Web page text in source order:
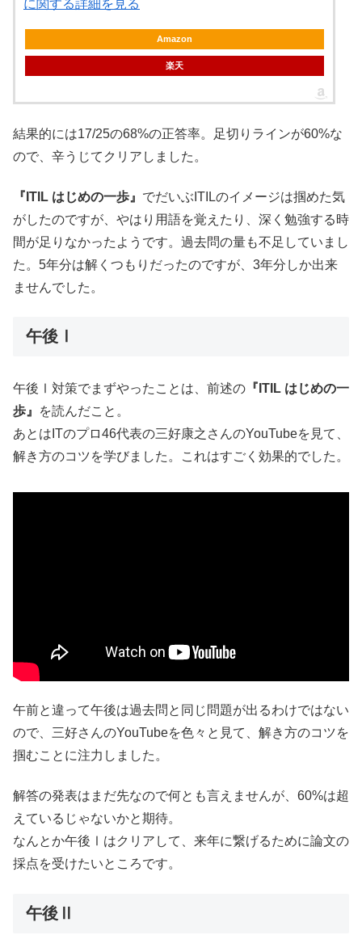
に関する詳細を見る
Amazon
楽天
結果的には17/25の68%の正答率。足切りラインが60%な
ので、辛うじてクリアしました。
『ITIL はじめの一歩』 でだいぶITILのイメージは掴めた気
がしたのですが、やはり用語を覚えたり、深く勉強する時
間が足りなかったようです。過去問の量も不足していまし
た。5年分は解くつもりだったのですが、3年分しか出来
ませんでした。
午後Ⅰ
午後Ⅰ対策でまずやったことは、前述の 『ITIL はじめの一
歩』
を読んだこと。
あとはITのプロ46代表の三好康之さんのYouTubeを見て、
解き方のコツを学びました。これはすごく効果的でした。
午前と違って午後は過去問と同じ問題が出るわけではない
ので、三好さんのYouTubeを色々と見て、解き方のコツを
掴むことに注力しました。
解答の発表はまだ先なので何とも言えませんが、60%は超
えているじゃないかと期待。
なんとか午後Ⅰはクリアして、来年に繋げるために論文の
採点を受けたいところです。
午後Ⅱ